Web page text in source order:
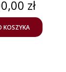
zł
KOSZYKA